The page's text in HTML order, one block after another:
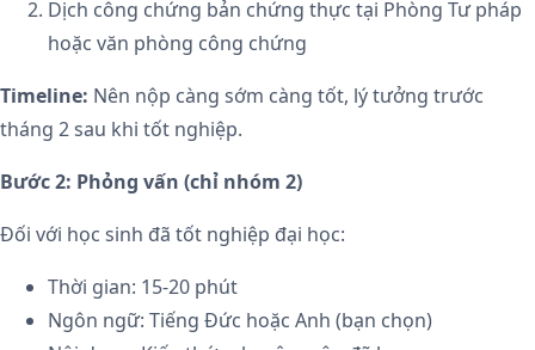
Dịch công chứng bản chứng thực tại Phòng Tư pháp
hoặc văn phòng công chứng
Timeline: Nên nộp càng sớm càng tốt, lý tưởng trước
tháng 2 sau khi tốt nghiệp.
Bước 2: Phỏng vấn (chỉ nhóm 2)
Đối với học sinh đã tốt nghiệp đại học:
Thời gian: 15-20 phút
Ngôn ngữ: Tiếng Đức hoặc Anh (bạn chọn)